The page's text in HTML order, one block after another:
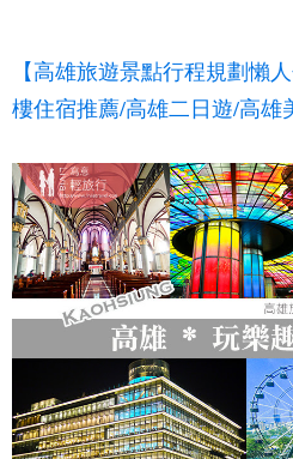
【高雄旅遊景點行程規劃懶
樓住宿推薦/高雄二日遊/高雄